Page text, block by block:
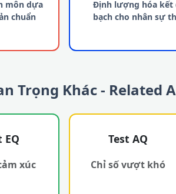
môn dựa
chuẩn
Định lượng hóa kết
bạch cho nhân sự
Trọng Khác - Related
EQ
xúc
Test AQ
Chỉ số vượt khó